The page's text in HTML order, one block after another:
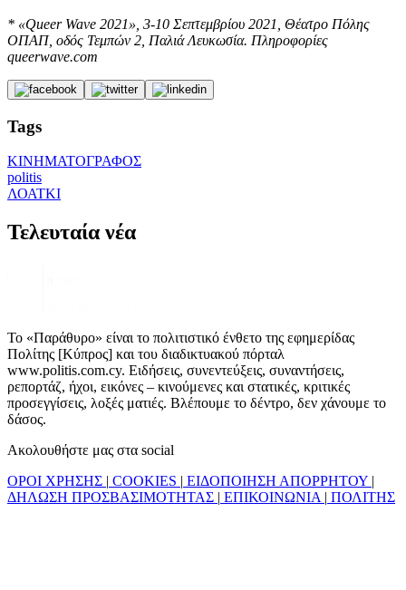
* «Queer Wave 2021», 3-10 Σεπτεμβρίου 2021, Θέατρο Πόλης
ΟΠΑΠ, οδός Τεμπών 2, Παλιά Λευκωσία. Πληροφορίες
queerwave.com
Tags
ΚΙΝΗΜΑΤΟΓΡΑΦΟΣ
politis
ΛΟΑΤΚΙ
Τελευταία νέα
Το «Παράθυρο» είναι το πολιτιστικό ένθετο της εφημερίδας
Πολίτης [Κύπρος] και του διαδικτυακού πόρταλ
www.politis.com.cy. Ειδήσεις, συνεντεύξεις, συναντήσεις,
ρεπορτάζ, ήχοι, εικόνες – κινούμενες και στατικές, κριτικές
προσεγγίσεις, λοξές ματιές. Βλέπουμε το δέντρο, δεν χάνουμε το
δάσος.
Ακολουθήστε μας στα social
ΟΡΟΙ ΧΡΗΣΗΣ | COOKIES | ΕΙΔΟΠΟΙΗΣΗ ΑΠΟΡΡΗΤΟΥ |
ΔΗΛΩΣΗ ΠΡΟΣΒΑΣΙΜΟΤΗΤΑΣ | ΕΠΙΚΟΙΝΩΝΙΑ | ΠΟΛΙΤΗΣ